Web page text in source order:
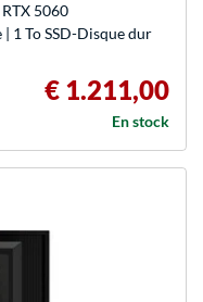
5060
1 To SSD-Disque dur
€ 1.211,00
En stock